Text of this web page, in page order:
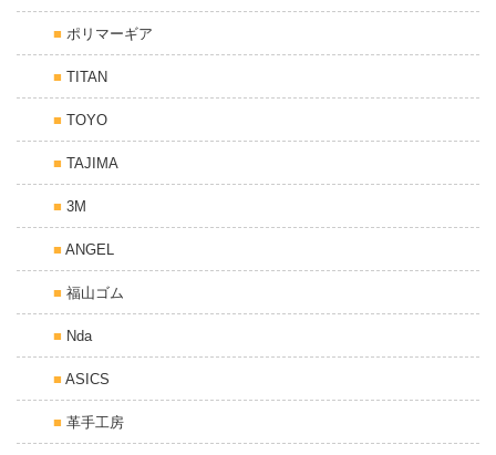
ポリマーギア
TITAN
TOYO
TAJIMA
3M
ANGEL
福山ゴム
Nda
ASICS
革手工房